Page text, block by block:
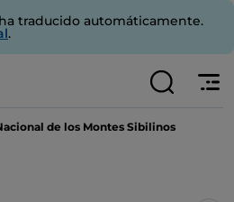
traducido automáticamente.
.
de los Montes Sibilinos